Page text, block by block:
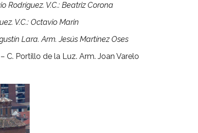
Rodríguez. V.C.: Beatriz Corona
V.C.: Octavio Marin
Lara. Arm. Jesús Martínez Oses
– C. Portillo de la Luz. Arm. Joan Varelo